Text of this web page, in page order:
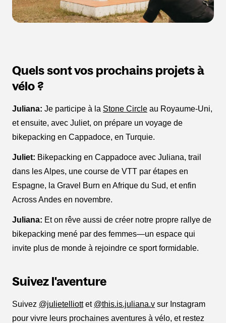
Quels sont vos prochains projets à
vélo ?
Juliana: Je participe à la Stone Circle au Royaume-Uni,
et ensuite, avec Juliet, on prépare un voyage de
bikepacking en Cappadoce, en Turquie.
Juliet: Bikepacking en Cappadoce avec Juliana, trail
dans les Alpes, une course de VTT par étapes en
Espagne, la Gravel Burn en Afrique du Sud, et enfin
Across Andes en novembre.
Juliana: Et on rêve aussi de créer notre propre rallye de
bikepacking mené par des femmes—un espace qui
invite plus de monde à rejoindre ce sport formidable.
Suivez l'aventure
Suivez @julietelliottet @this.is.juliana.v sur Instagram
pour vivre leurs prochaines aventures à vélo, et restez